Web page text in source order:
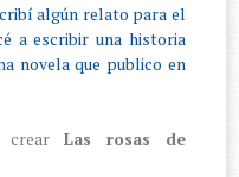
algún relato para el
a escribir una historia
novela que publico en
crear Las rosas de